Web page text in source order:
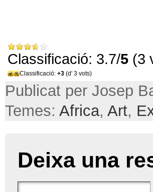
Classificació: 3.7/5 (3
Classificació: +3 (d' 3 vots)
Publicat per Josep
Temes: Africa, Art,
Deixa una